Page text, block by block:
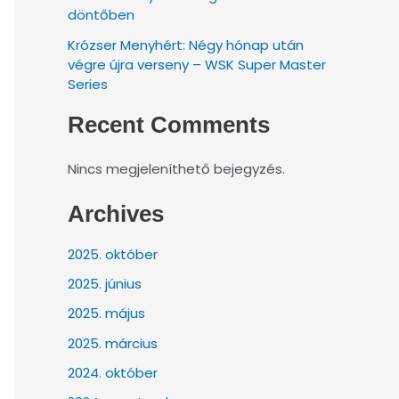
döntőben
Krózser Menyhért: Négy hónap után
végre újra verseny – WSK Super Master
Series
Recent Comments
Nincs megjeleníthető bejegyzés.
Archives
2025. október
2025. június
2025. május
2025. március
2024. október